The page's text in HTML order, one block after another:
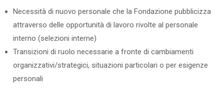
Necessità di nuovo personale che la Fondazione pubblicizza
attraverso delle opportunità di lavoro rivolte al personale
interno (selezioni interne)
Transizioni di ruolo necessarie a fronte di cambiamenti
organizzativi/strategici, situazioni particolari o per esigenze
personali